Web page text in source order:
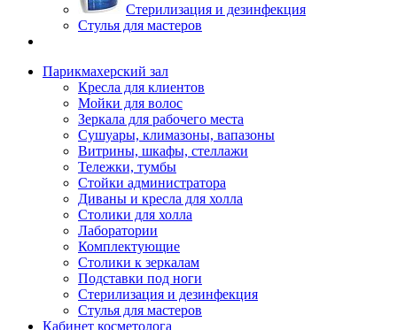
Стерилизация и дезинфекция
Стулья для мастеров
Парикмахерский зал
Кресла для клиентов
Мойки для волос
Зеркала для рабочего места
Сушуары, климазоны, вапазоны
Витрины, шкафы, стеллажи
Тележки, тумбы
Стойки администратора
Диваны и кресла для холла
Столики для холла
Лаборатории
Комплектующие
Столики к зеркалам
Подставки под ноги
Стерилизация и дезинфекция
Стулья для мастеров
Кабинет косметолога